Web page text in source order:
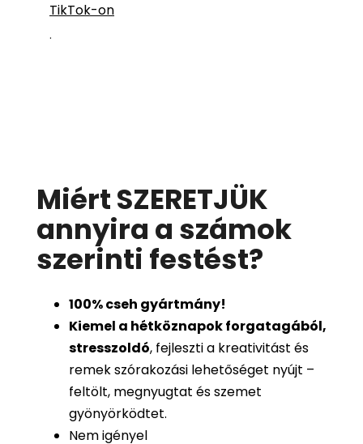
TikTok-on
.
Miért SZERETJÜK
annyira a számok
szerinti festést?
100%cseh gyártmány!
Kiemel a hétköznapok forgatagából,
stresszoldó, fejleszti a kreativitást és
remek szórakozási lehetőséget nyújt –
feltölt, megnyugtat és szemet
gyönyörködtet.
Nem igényel